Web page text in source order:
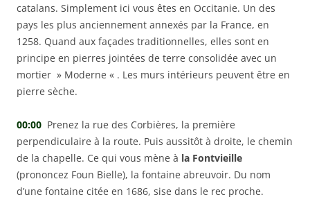
catalans. Simplement ici vous êtes en Occitanie. Un des
pays les plus anciennement annexés par la France, en
1258. Quand aux façades traditionnelles, elles sont en
principe en pierres jointées de terre consolidée avec un
mortier » Moderne « . Les murs intérieurs peuvent être en
pierre sèche.
00:00 Prenez la rue des Corbières, la première
perpendiculaire à la route. Puis aussitôt à droite, le chemin
de la chapelle. Ce qui vous mène à la Fontvieille
(prononcez Foun Bielle), la fontaine abreuvoir. Du nom
d’une fontaine citée en 1686, sise dans le rec proche.